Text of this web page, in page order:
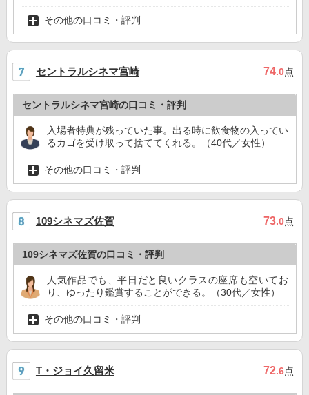
その他の口コミ・評判
セントラルシネマ宮崎 74.0点
セントラルシネマ宮崎の口コミ・評判
入場者特典が残っていた事。出る時に飲食物の入ってい
るカゴを受け取って捨ててくれる。（40代／女性）
その他の口コミ・評判
109シネマズ佐賀 73.0点
109シネマズ佐賀の口コミ・評判
人気作品でも、平日だと良いクラスの座席も空いてお
り、ゆったり鑑賞することができる。（30代／女性）
その他の口コミ・評判
T・ジョイ久留米 72.6点